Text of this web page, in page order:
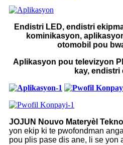
Endistri LED, endistri
kominikasyon,
otomobil pou
Aplikasyon pou televizyon
kay, endistri
JOJUN Nouvo Materyèl
yon ekip ki te pwofondman
pou plis pase dis ane, li se yon